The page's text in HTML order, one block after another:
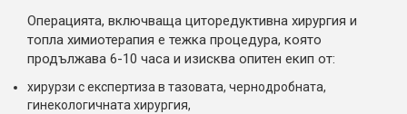
Операцията, включваща циторедуктивна хирургия и
топла химиотерапия е тежка процедура, която
продължава 6-10 часа и изисква опитен екип от:
хирурзи с експертиза в тазовата, чернодробната,
гинекологичната хирургия,